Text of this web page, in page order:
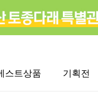
스트상품 기획전